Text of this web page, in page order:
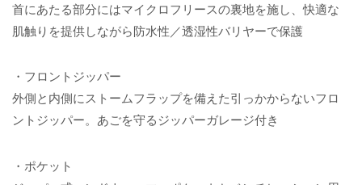
首にあたる部分にはマイクロフリースの裏地を施し、快適な
肌触りを提供しながら防水性／透湿性バリヤーで保護
・フロントジッパー
外側と内側にストームフラップを備えた引っかからないフロ
ントジッパー。あごを守るジッパーガレージ付き
・ポケット